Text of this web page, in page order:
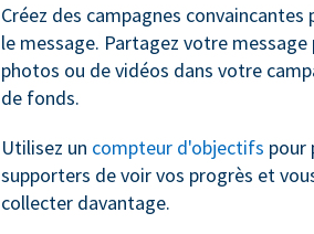
Créez des campagnes convaincantes
le message. Partagez votre message
photos ou de vidéos dans votre
de fonds.
Utilisez un compteur d'objectifs pour
supporters de voir vos progrès et
collecter davantage.